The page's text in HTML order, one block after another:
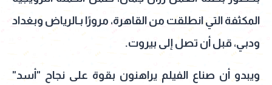
المكثفة التي انطلقت من القاهرة، مرورًا بـالرياض وبغداد
ودبي، قبل أن تصل إلى بيروت.
ويبدو أن صناع الفيلم يراهنون بقوة على نجاح "أسد"